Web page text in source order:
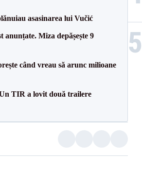
asasinarea lui Vučić
anunțate. Miza depășește 9
când vreau să arunc milioane
TIR a lovit două trailere
5